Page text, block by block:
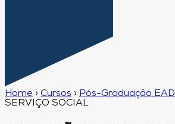
Home › Cursos › Pós-Graduação EAD
SERVIÇO SOCIAL